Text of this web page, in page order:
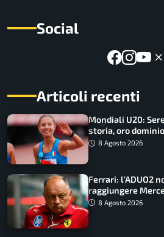
Social
Articoli recenti
Mondiali U20:
storia, oro
marcia
8 Agosto 2026
Ferrari: l’ADUO2
raggiungere
Macarena
8 Agosto 2026